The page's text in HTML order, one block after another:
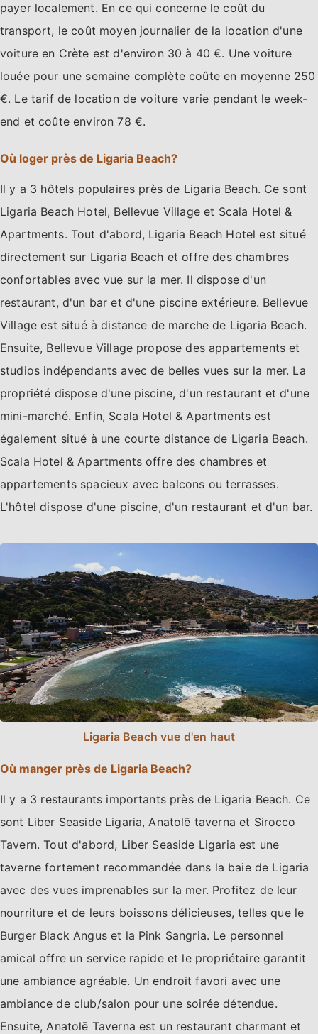
payer localement. En ce qui concerne le coût du
transport, le coût moyen journalier de la location d'une
voiture en Crète est d'environ 30 à 40 €. Une voiture
louée pour une semaine complète coûte en moyenne 250
€. Le tarif de location de voiture varie pendant le week-
end et coûte environ 78 €.
Où loger près de Ligaria Beach?
Il y a 3 hôtels populaires près de Ligaria Beach. Ce sont
Ligaria Beach Hotel, Bellevue Village et Scala Hotel &
Apartments. Tout d'abord, Ligaria Beach Hotel est situé
directement sur Ligaria Beach et offre des chambres
confortables avec vue sur la mer. Il dispose d'un
restaurant, d'un bar et d'une piscine extérieure. Bellevue
Village est situé à distance de marche de Ligaria Beach.
Ensuite, Bellevue Village propose des appartements et
studios indépendants avec de belles vues sur la mer. La
propriété dispose d'une piscine, d'un restaurant et d'une
mini-marché. Enfin, Scala Hotel & Apartments est
également situé à une courte distance de Ligaria Beach.
Scala Hotel & Apartments offre des chambres et
appartements spacieux avec balcons ou terrasses.
L'hôtel dispose d'une piscine, d'un restaurant et d'un bar.
Ligaria Beach vue d'en haut
Où manger près de Ligaria Beach?
Il y a 3 restaurants importants près de Ligaria Beach. Ce
sont Liber Seaside Ligaria, Anatolē taverna et Sirocco
Tavern. Tout d'abord, Liber Seaside Ligaria est une
taverne fortement recommandée dans la baie de Ligaria
avec des vues imprenables sur la mer. Profitez de leur
nourriture et de leurs boissons délicieuses, telles que le
Burger Black Angus et la Pink Sangria. Le personnel
amical offre un service rapide et le propriétaire garantit
une ambiance agréable. Un endroit favori avec une
ambiance de club/salon pour une soirée détendue.
Ensuite, Anatolē Taverna est un restaurant charmant et